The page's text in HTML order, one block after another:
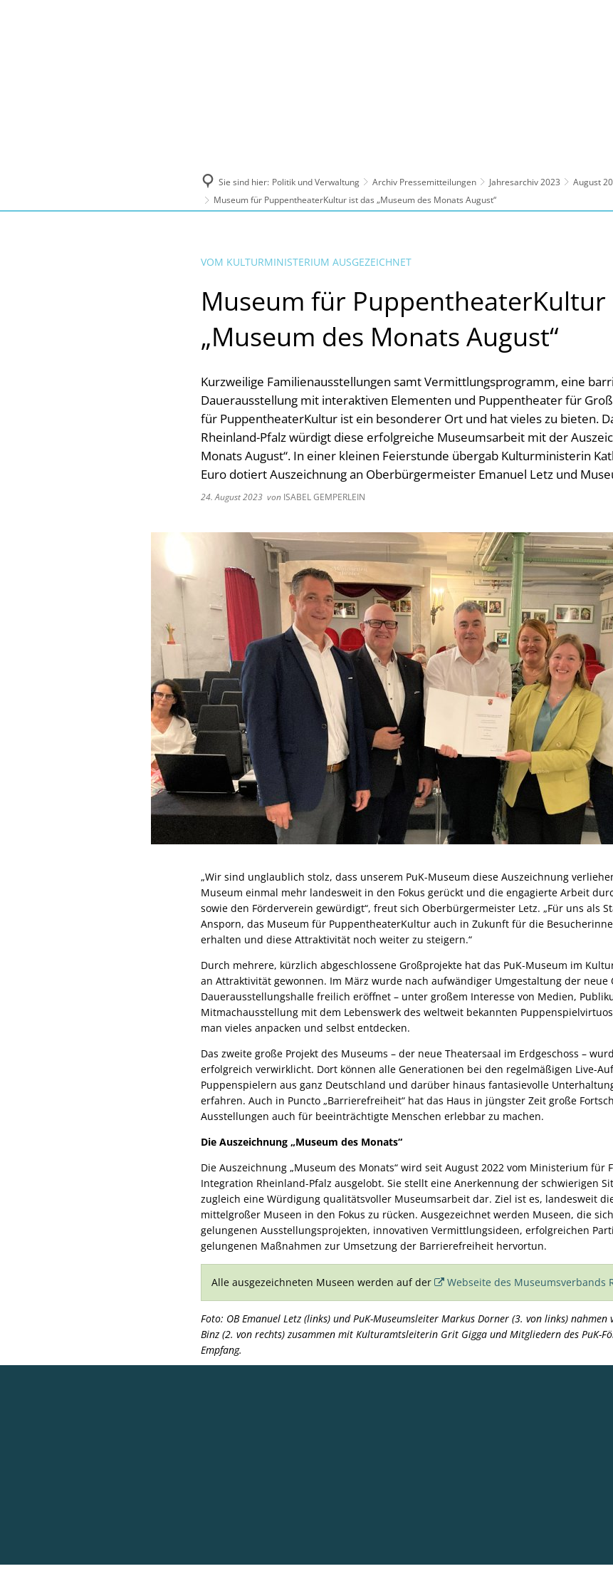
Sie sind hier: Politik und Verwaltung Archiv Pressemitteilungen Jahresarchiv 2023
August
Museum für PuppentheaterKultur ist das „Museum des Monats August“
VOM KULTURMINISTERIUM AUSGEZEICHNET
Museum für PuppentheaterKultur
„Museum des Monats August“
Kurzweilige Familienausstellungen samt Vermittlungsprogramm, eine
Dauerausstellung mit interaktiven Elementen und Puppentheater für
für PuppentheaterKultur ist ein besonderer Ort und hat vieles zu bieten.
Rheinland-Pfalz würdigt diese erfolgreiche Museumsarbeit mit der
Monats August“. In einer kleinen Feierstunde übergab Kulturministerin
Euro dotiert Auszeichnung an Oberbürgermeister Emanuel Letz und
24. August 2023 von ISABEL GEMPERLEIN
„Wir sind unglaublich stolz, dass unserem PuK-Museum diese Auszeichnung
Museum einmal mehr landesweit in den Fokus gerückt und die engagierte Arbeit
sowie den Förderverein gewürdigt“, freut sich Oberbürgermeister Letz. „Für uns als
Ansporn, das Museum für PuppentheaterKultur auch in Zukunft für die
erhalten und diese Attraktivität noch weiter zu steigern.“
Durch mehrere, kürzlich abgeschlossene Großprojekte hat das PuK-Museum im
an Attraktivität gewonnen. Im März wurde nach aufwändiger Umgestaltung der neue
Dauerausstellungshalle freilich eröffnet – unter großem Interesse von Medien,
Mitmachausstellung mit dem Lebenswerk des weltweit bekannten
man vieles anpacken und selbst entdecken.
Das zweite große Projekt des Museums – der neue Theatersaal im Erdgeschoss –
erfolgreich verwirklicht. Dort können alle Generationen bei den regelmäßigen Live-
Puppenspielern aus ganz Deutschland und darüber hinaus fantasievolle
erfahren. Auch in Puncto „Barrierefreiheit“ hat das Haus in jüngster Zeit große
Ausstellungen auch für beeinträchtigte Menschen erlebbar zu machen.
Die Auszeichnung „Museum des Monats“
Die Auszeichnung „Museum des Monats“ wird seit August 2022 vom Ministerium für
Integration Rheinland-Pfalz ausgelobt. Sie stellt eine Anerkennung der schwierigen
zugleich eine Würdigung qualitätsvoller Museumsarbeit dar. Ziel ist es, landesweit
mittelgroßer Museen in den Fokus zu rücken. Ausgezeichnet werden Museen, die
gelungenen Ausstellungsprojekten, innovativen Vermittlungsideen, erfolgreichen
gelungenen Maßnahmen zur Umsetzung der Barrierefreiheit hervortun.
Alle ausgezeichneten Museen werden auf der Webseite des Museumsverbands
Foto: OB Emanuel Letz (links) und PuK-Museumsleiter Markus Dorner (3. von links)
Binz (2. von rechts) zusammen mit Kulturamtsleiterin Grit Gigga und Mitgliedern des PuK-
Empfang.